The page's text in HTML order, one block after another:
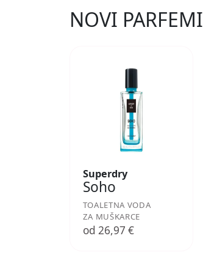
NOVI PARFEMI
Superdry
Soho
TOALETNA VODA
ZA MUŠKARCE
od 26,97 €